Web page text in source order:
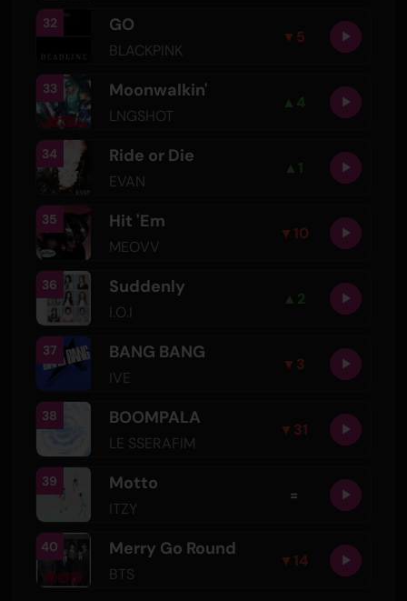
32 GO
BLACKPINK
▼ 5
33 Moonwalkin'
LNGSHOT
▲ 4
34 Ride or Die
EVAN
▲ 1
35 Hit 'Em
MEOVV
▼ 10
36 Suddenly
I.O.I
▲ 2
37 BANG BANG
IVE
▼ 3
38 BOOMPALA
LE SSERAFIM
▼ 31
39 Motto
ITZY
=
40 Merry Go Round
BTS
▼ 14